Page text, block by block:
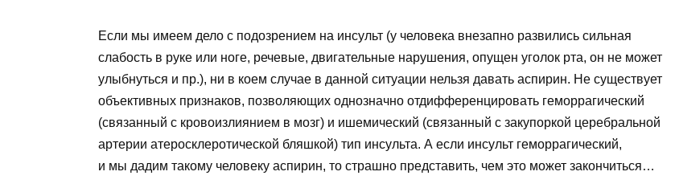
Если мы имеем дело с подозрением на инсульт (у человека внезапно развились сильная
слабость в руке или ноге, речевые, двигательные нарушения, опущен уголок рта, он не может
улыбнуться и пр.), ни в коем случае в данной ситуации нельзя давать аспирин. Не существует
объективных признаков, позволяющих однозначно отдифференцировать геморрагический
(связанный с кровоизлиянием в мозг) и ишемический (связанный с закупоркой церебральной
артерии атеросклеротической бляшкой) тип инсульта. А если инсульт геморрагический,
и мы дадим такому человеку аспирин, то страшно представить, чем это может закончиться…